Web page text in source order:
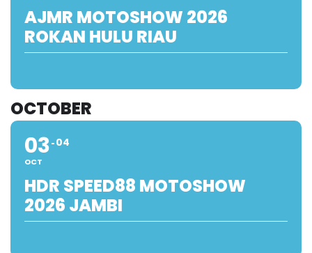
AJMR MOTOSHOW 2026
ROKAN HULU RIAU
OCTOBER
03
OCT
04
HDR SPEED88 MOTOSHOW
2026 JAMBI